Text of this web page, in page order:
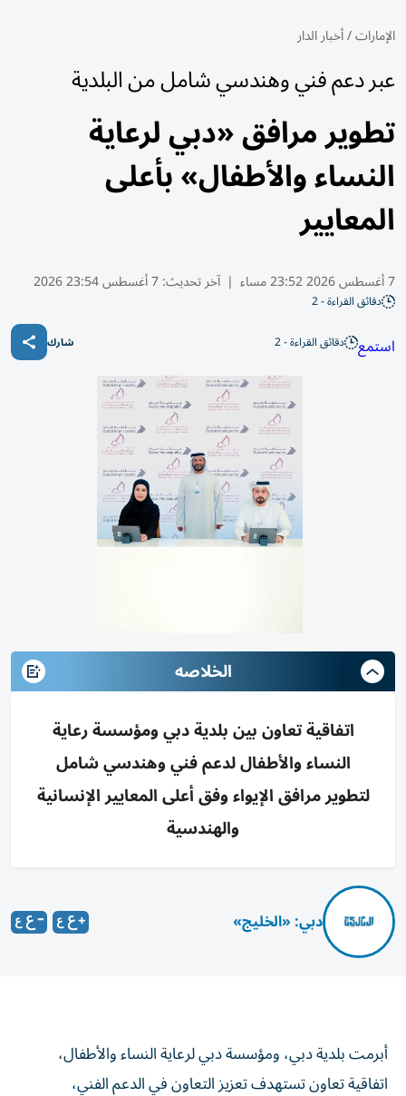
الإمارات/أخبار الدار
عبر دعم فني وهندسي شامل من البلدية
تطوير مرافق «دبي لرعاية
النساء والأطفال» بأعلى
المعايير
7 أغسطس 2026 23:52 مساء | آخر تحديث:7 أغسطس 23:54 2026
دقائق القراءة - 2
استمع دقائق القراءة - 2 شارك
الخلاصه
اتفاقية تعاون بين بلدية دبي ومؤسسة رعاية
النساء والأطفال لدعم فني وهندسي شامل
لتطوير مرافق الإيواء وفق أعلى المعايير الإنسانية
والهندسية
دبي: «الخليج»
أبرمت بلدية دبي، ومؤسسة دبي لرعاية النساء والأطفال،
اتفاقية تعاون تستهدف تعزيز التعاون في الدعم الفني،